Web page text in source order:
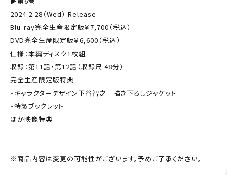
2024.2.28（Wed） Release
Blu-ray完全生産限定版￥7,700（税込）
DVD完全生産限定版￥6,600（税込）
仕様：本編ディスク1枚組
収録：第11話・第12話（収録尺 48分）
完全生産限定版特典
・キャラクターデザイン下谷智之 描き下ろしジャケット
・特製ブックレット
ほか映像特典
※商品内容は変更の可能性がございます。予めご了承ください。